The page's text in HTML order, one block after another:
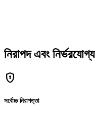
নিরাপদ এবং নির্ভরযোগ্য
encrypted
সর্বোচ্চ নিরাপত্তা